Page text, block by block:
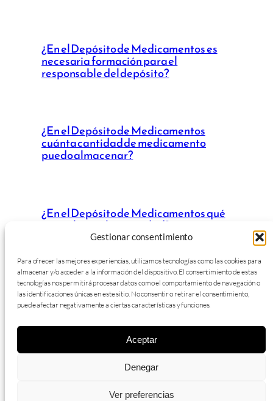
Gestionar consentimiento
Para ofrecer las mejores experiencias, utilizamos tecnologías como las cookies para
almacenar y/o acceder a la información del dispositivo. El consentimiento de estas
tecnologías nos permitirá procesar datos como el comportamiento de navegación o
las identificaciones únicas en este sitio. No consentir o retirar el consentimiento,
puede afectar negativamente a ciertas características y funciones.
Aceptar
Denegar
Ver preferencias
¿En el Depósito de Medicamentos es
necesaria formación para el
responsable del depósito?
¿En el Depósito de Medicamentos
cuánta cantidad de medicamento
puedo almacenar?
¿En el Depósito de Medicamentos qué
controles realiza sanidad?